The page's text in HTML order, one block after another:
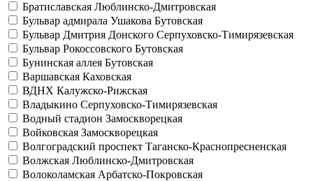
Братиславская Люблинско-Дмитровская
Бульвар адмирала Ушакова Бутовская
Бульвар Дмитрия Донского Серпуховско-Тимирязевская
Бульвар Рокоссовского Бутовская
Бунинская аллея Бутовская
Варшавская Каховская
ВДНХ Калужско-Рижская
Владыкино Серпуховско-Тимирязевская
Водный стадион Замоскворецкая
Войковская Замоскворецкая
Волгоградский проспект Таганско-Краснопресненская
Волжская Люблинско-Дмитровская
Волоколамская Арбатско-Покровская